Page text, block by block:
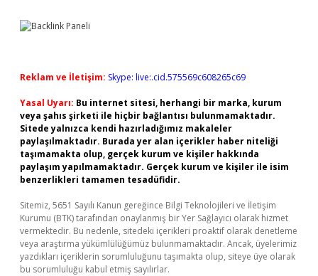
Reklam ve İletişim: Skype: live:.cid.575569c608265c69
Yasal Uyarı: Bu internet sitesi, herhangi bir marka, kurum
veya şahıs şirketi ile hiçbir bağlantısı bulunmamaktadır.
Sitede yalnızca kendi hazırladığımız makaleler
paylaşılmaktadır. Burada yer alan içerikler haber niteliği
taşımamakta olup, gerçek kurum ve kişiler hakkında
paylaşım yapılmamaktadır. Gerçek kurum ve kişiler ile isim
benzerlikleri tamamen tesadüfidir.
Sitemiz, 5651 Sayılı Kanun gereğince Bilgi Teknolojileri ve İletişim
Kurumu (BTK) tarafından onaylanmış bir Yer Sağlayıcı olarak hizmet
vermektedir. Bu nedenle, sitedeki içerikleri proaktif olarak denetleme
veya araştırma yükümlülüğümüz bulunmamaktadır. Ancak, üyelerimiz
yazdıkları içeriklerin sorumluluğunu taşımakta olup, siteye üye olarak
bu sorumluluğu kabul etmiş sayılırlar.